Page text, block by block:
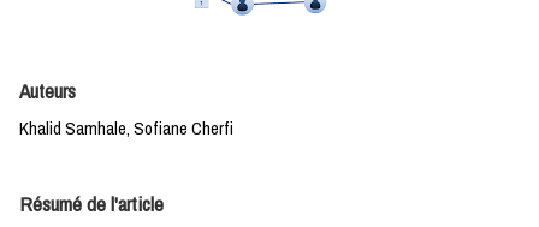
Auteurs
Khalid Samhale, Sofiane Cherfi
Résumé de l'article